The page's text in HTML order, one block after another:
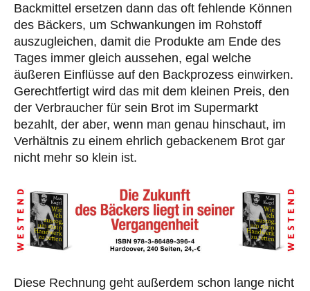
Backmittel ersetzen dann das oft fehlende Können
des Bäckers, um Schwankungen im Rohstoff
auszugleichen, damit die Produkte am Ende des
Tages immer gleich aussehen, egal welche
äußeren Einflüsse auf den Backprozess einwirken.
Gerechtfertigt wird das mit dem kleinen Preis, den
der Verbraucher für sein Brot im Supermarkt
bezahlt, der aber, wenn man genau hinschaut, im
Verhältnis zu einem ehrlich gebackenem Brot gar
nicht mehr so klein ist.
Diese Rechnung geht außerdem schon lange nicht